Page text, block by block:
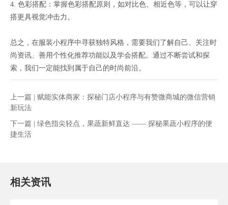
4. 色彩搭配：掌握色彩搭配原则，如对比色、相近色等，可以让穿
搭更具视觉冲击力。
总之，在服装小程序中寻获独特风格，需要我们了解自己、关注时
尚资讯、善用个性化推荐功能以及学会搭配。通过不断尝试和探
索，我们一定能找到属于自己的时尚前沿。
上一篇 | 赋能实体商家：探秘门店小程序与有赞微商城的微信营销
新玩法
下一篇 | 绿色指尖轻点，果蔬新鲜直达 —— 探秘果蔬小程序的便
捷生活
相关资讯